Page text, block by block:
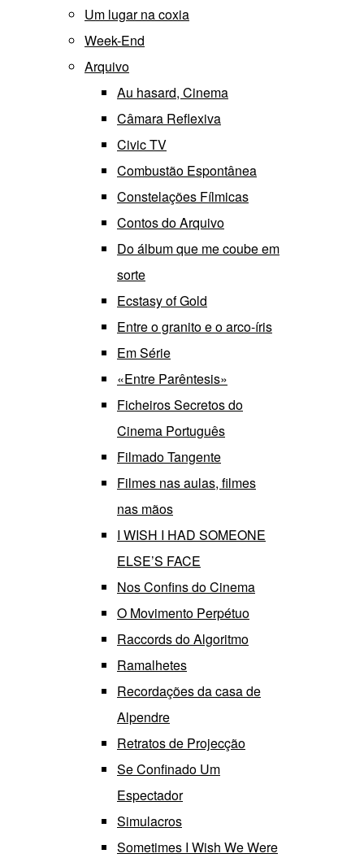
Um lugar na coxia
Week-End
Arquivo
Au hasard, Cinema
Câmara Reflexiva
Civic TV
Combustão Espontânea
Constelações Fílmicas
Contos do Arquivo
Do álbum que me coube em
sorte
Ecstasy of Gold
Entre o granito e o arco-íris
Em Série
«Entre Parêntesis»
Ficheiros Secretos do
Cinema Português
Filmado Tangente
Filmes nas aulas, filmes
nas mãos
I WISH I HAD SOMEONE
ELSE’S FACE
Nos Confins do Cinema
O Movimento Perpétuo
Raccords do Algoritmo
Ramalhetes
Recordações da casa de
Alpendre
Retratos de Projecção
Se Confinado Um
Espectador
Simulacros
Sometimes I Wish We Were